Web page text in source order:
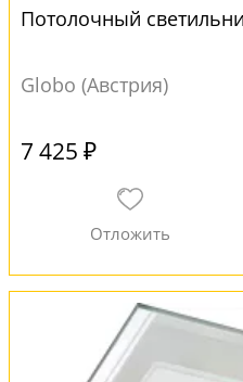
Потолочный
Globo (Австрия)
7 425 ₽